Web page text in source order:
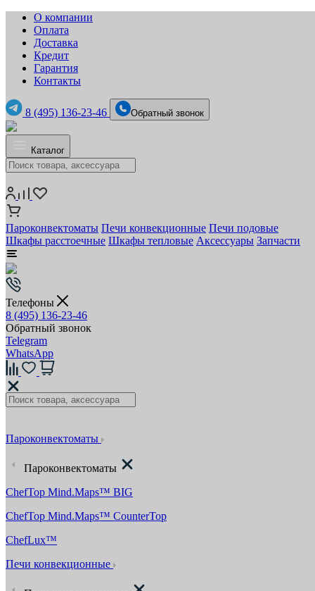
О компании
Оплата
Доставка
Кредит
Гарантия
Контакты
8 (495) 136-23-46 Обратный звонок
Каталог
Пароконвектоматы Печи конвекционные Печи подовые
Шкафы расстоечные Шкафы тепловые Аксессуары Запчасти
Телефоны
8 (495) 136-23-46
Обратный звонок
Telegram
WhatsApp
Пароконвектоматы
Пароконвектоматы
ChefTop Mind.Maps™ BIG
ChefTop Mind.Maps™ CounterTop
ChefLux™
Печи конвекционные